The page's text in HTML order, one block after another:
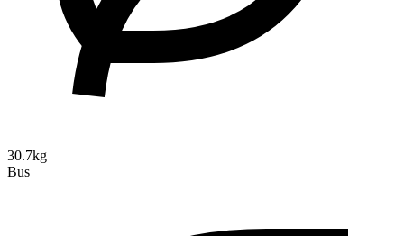
30.7kg
Bus